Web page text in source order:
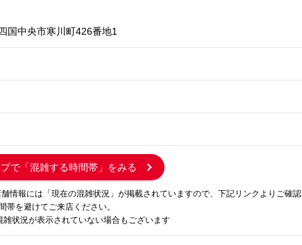
国中央市寒川町426番地1
で「混雑する時間帯」をみる
情報には「現在の混雑状況」が掲載されていますので、下記リンクよりご確認
帯を避けてご来店ください。
雑状況が表示されていない場合もございます